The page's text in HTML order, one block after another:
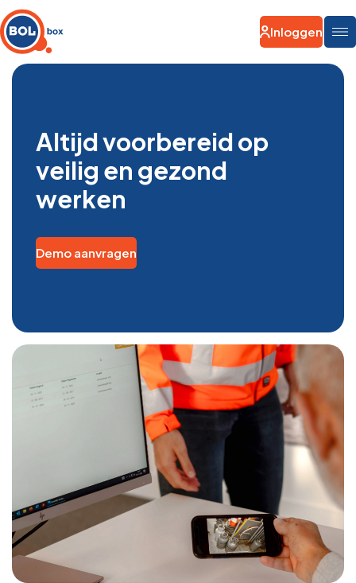
Inloggen
Altijd voorbereid op
veilig en gezond
werken
Demo aanvragen